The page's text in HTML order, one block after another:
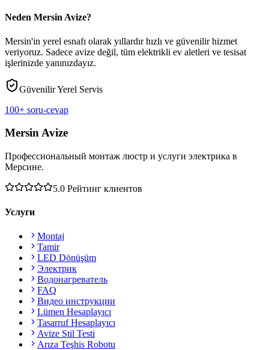
Neden Mersin Avize?
Mersin'in yerel esnafı olarak yıllardır hızlı ve güvenilir hizmet
veriyoruz. Sadece avize değil, tüm elektrikli ev aletleri ve tesisat
işlerinizde yanınızdayız.
Güvenilir Yerel Servis
100+ soru-cevap
Mersin Avize
Профессиональный монтаж люстр и услуги электрика в
Мерсине.
5.0 Рейтинг клиентов
Услуги
Montaj
Tamir
LED Dönüşüm
Электрик
Водонагреватель
FAQ
Видео инструкции
Lümen Hesaplayıcı
Tasarruf Hesaplayıcı
Avize Stil Testi
Arıza Teşhis Robotu